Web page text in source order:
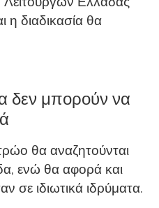
η διαδικασία θα
δεν μπορούν να
θα αναζητούνται
ενώ θα αφορά και
σε ιδιωτικά ιδρύματα.